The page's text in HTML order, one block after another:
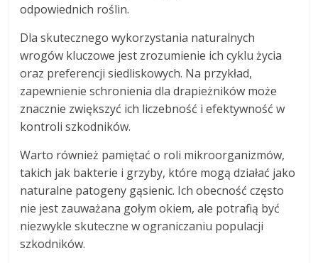
odpowiednich roślin.
Dla skutecznego wykorzystania naturalnych
wrogów kluczowe jest zrozumienie ich cyklu życia
oraz preferencji siedliskowych. Na przykład,
zapewnienie schronienia dla drapieżników może
znacznie zwiększyć ich liczebność i efektywność w
kontroli szkodników.
Warto również pamiętać o roli mikroorganizmów,
takich jak bakterie i grzyby, które mogą działać jako
naturalne patogeny gąsienic. Ich obecność często
nie jest zauważana gołym okiem, ale potrafią być
niezwykle skuteczne w ograniczaniu populacji
szkodników.